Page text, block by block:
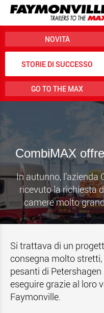
NOVITÀ
STORIE DI SUCCESSO
GO TO THE MAX
CombiMAX
In autunno, l’azienda
ricevuto la richiesta
camere molto
Si trattava di un
consegna molto
pesanti di
eseguire grazie al loro
Faymonville.